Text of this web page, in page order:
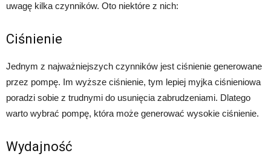
uwagę kilka czynników. Oto niektóre z nich:
Ciśnienie
Jednym z najważniejszych czynników jest ciśnienie generowane
przez pompę. Im wyższe ciśnienie, tym lepiej myjka ciśnieniowa
poradzi sobie z trudnymi do usunięcia zabrudzeniami. Dlatego
warto wybrać pompę, która może generować wysokie ciśnienie.
Wydajność